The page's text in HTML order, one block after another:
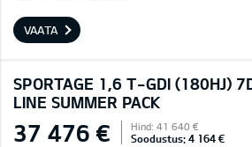
VAATA
SPORTAGE 1,6 T-GDI (180HJ)
LINE SUMMER PACK
37 476 € Hind: 41 640 €
Soodustus: 4 164 €